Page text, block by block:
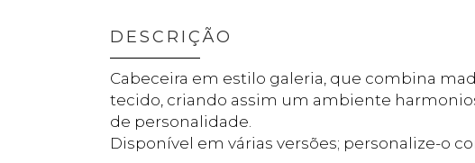
DESCRIÇÃO
Cabeceira em estilo galeria, que combina
tecido, criando assim um ambiente
de personalidade.
Disponível em várias versões; personalize-o